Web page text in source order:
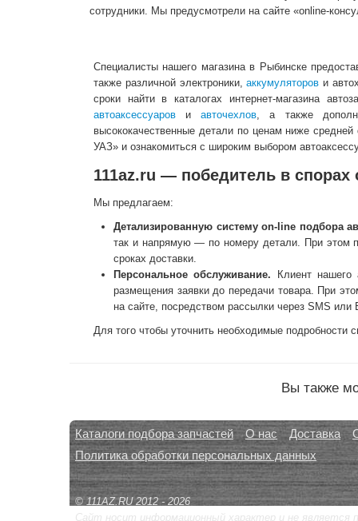
сотрудники. Мы предусмотрели на сайте «online-
Специалисты нашего магазина в Рыбинске
также различной электроники,аккумуляторов и
сроки найти в каталогах интернет-магазина
автоаксессуаров иавточехлов , а также
высококачественные детали по ценам ниже
УАЗ» и ознакомиться с широким выбором
111az.ru — победитель в спорах
Мы предлагаем:
Детализированную систему on-line подбора
так и напрямую — по номеру детали. При этом
сроках доставки.
Персональное обслуживание. Клиент нашего
размещения заявки до передачи товара. При
на сайте, посредством рассылки через SMS или
Для того чтобы уточнить необходимые подробности
Вы также
Каталоги подбора запчастей О нас Доставка
Политика обработки персональных данных
© 111AZ.RU 2012 - 2026
Сайт носит информационный характер и не является